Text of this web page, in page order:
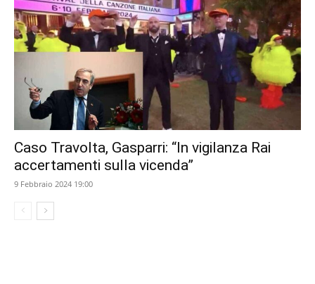
Caso Travolta, Gasparri: “In vigilanza Rai
accertamenti sulla vicenda”
9 Febbraio 2024 19:00